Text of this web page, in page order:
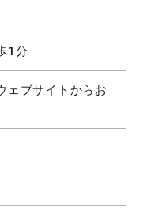
1分
ェブサイトからお